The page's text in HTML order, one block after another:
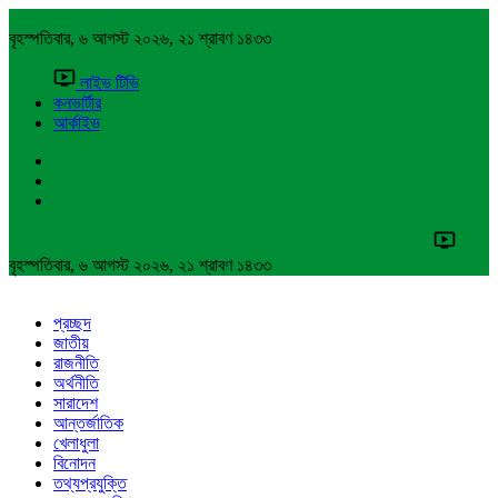
বৃহস্পতিবার, ৬ আগস্ট ২০২৬, ২১ শ্রাবণ ১৪৩৩
লাইভ টিভি
কনভার্টার
আর্কাইভ
বৃহস্পতিবার, ৬ আগস্ট ২০২৬, ২১ শ্রাবণ ১৪৩৩
প্রচ্ছদ
জাতীয়
রাজনীতি
অর্থনীতি
সারাদেশ
আন্তর্জাতিক
খেলাধুলা
বিনোদন
তথ্যপ্রযুক্তি